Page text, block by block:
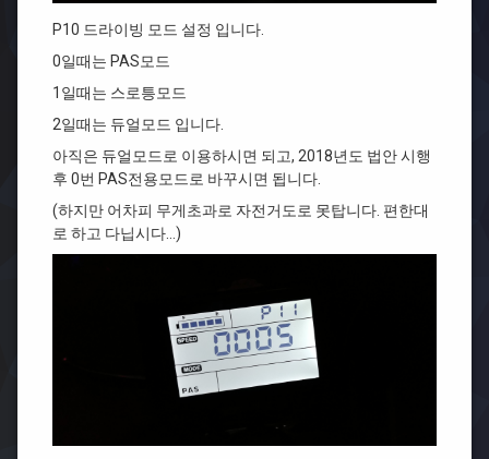
P10 드라이빙 모드 설정 입니다.
0일때는 PAS모드
1일때는 스로틍모드
2일때는 듀얼모드 입니다.
아직은 듀얼모드로 이용하시면 되고, 2018년도 법안 시행
후 0번 PAS전용모드로 바꾸시면 됩니다.
(하지만 어차피 무게초과로 자전거도로 못탑니다. 편한대
로 하고 다닙시다…)